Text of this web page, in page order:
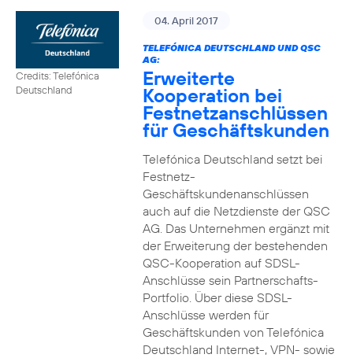
Credits: Telefónica
Deutschland
04. April 2017
TELEFÓNICA DEUTSCHLAND UND QSC
AG:
Erweiterte
Kooperation bei
Festnetzanschlüssen
für Geschäftskunden
Telefónica Deutschland setzt bei
Festnetz-
Geschäftskundenanschlüssen
auch auf die Netzdienste der QSC
AG. Das Unternehmen ergänzt mit
der Erweiterung der bestehenden
QSC-Kooperation auf SDSL-
Anschlüsse sein Partnerschafts-
Portfolio. Über diese SDSL-
Anschlüsse werden für
Geschäftskunden von Telefónica
Deutschland Internet-, VPN- sowie